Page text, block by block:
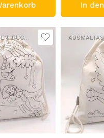
In
,RUCKSÄCKE